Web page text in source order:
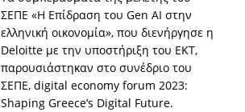
ΣΕΠΕ «Η Επίδραση του Gen AI στην
ελληνική οικονομία», που διενήργησε η
Deloitte με την υποστήριξη του ΕΚΤ,
παρουσιάστηκαν στο συνέδριο του
ΣΕΠΕ, digital economy forum 2023:
Shaping Greece’s Digital Future.